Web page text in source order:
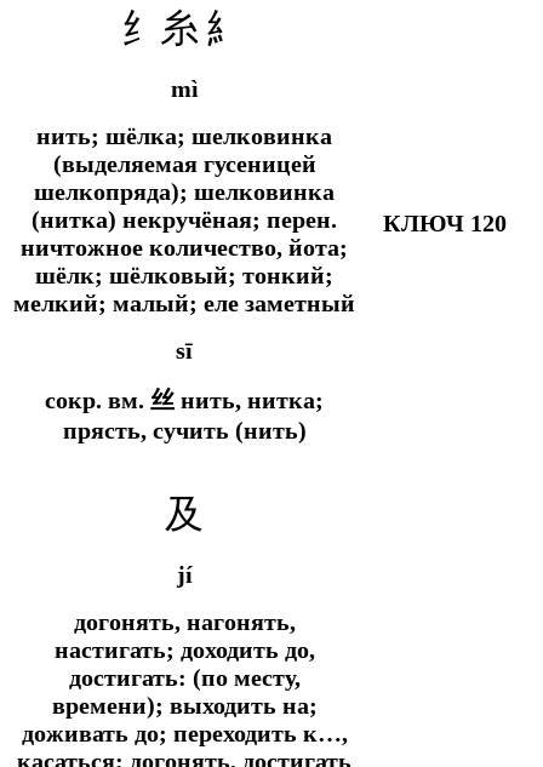
纟糸 糹
mì
нить; шёлка; шелковинка
(выделяемая гусеницей
шелкопряда); шелковинка
(нитка) некручёная; перен.
ничтожное количество, йота;
шёлк; шёлковый; тонкий;
мелкий; малый; еле заметный
sī
сокр. вм. 丝 нить, нитка;
прясть, сучить (нить)
КЛЮЧ 120
及
jí
догонять, нагонять,
настигать; доходить до,
достигать: (по месту,
времени); выходить на;
доживать до; переходить к…,
касаться; догонять, достигать